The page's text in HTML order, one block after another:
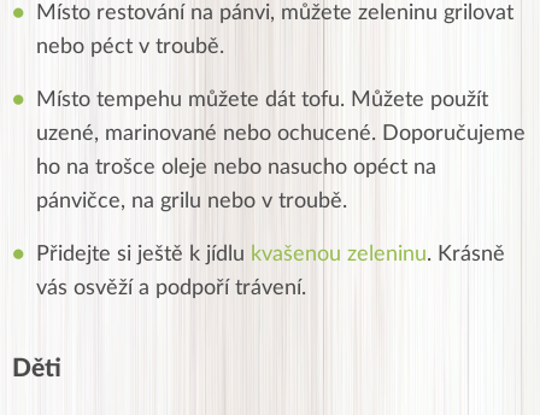
Místo restování na pánvi, můžete zeleninu grilovat
nebo péct v troubě.
Místo tempehu můžete dát tofu. Můžete použít
uzené, marinované nebo ochucené. Doporučujeme
ho na trošce oleje nebo nasucho opéct na
pánvičce, na grilu nebo v troubě.
Přidejte si ještě k jídlu kvašenou zeleninu. Krásně
vás osvěží a podpoří trávení.
Děti